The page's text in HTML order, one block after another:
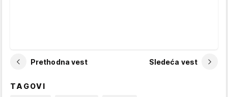
Prethodna vest Sledeća vest
TAGOVI